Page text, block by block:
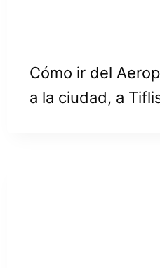
Cómo ir del
a la ciudad, a